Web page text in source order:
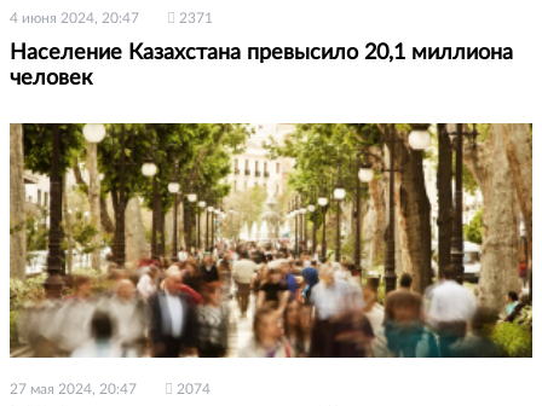
4 июня 2024, 20:47 2371
Население Казахстана превысило 20,1 миллиона
человек
27 мая 2024, 20:47 2074